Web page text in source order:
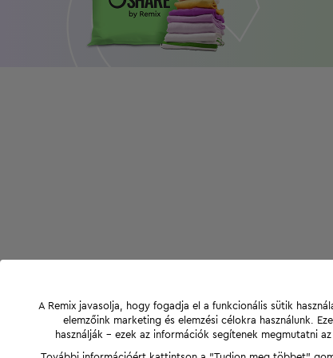
A Remix javasolja, hogy fogadja el a funkcionális sütik
elemzőink marketing és elemzési célokra használunk.
használják - ezek az információk segítenek megmutatni